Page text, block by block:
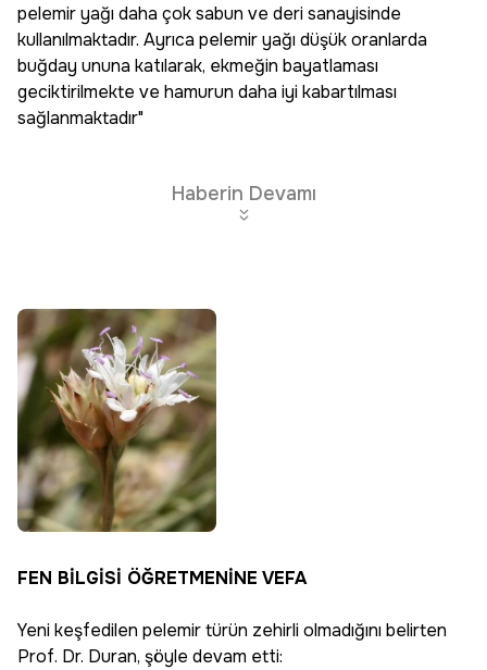
pelemir yağı daha çok sabun ve deri sanayisinde
kullanılmaktadır. Ayrıca pelemir yağı düşük oranlarda
buğday ununa katılarak, ekmeğin bayatlaması
geciktirilmekte ve hamurun daha iyi kabartılması
sağlanmaktadır"
Haberin Devamı
FEN BİLGİSİ ÖĞRETMENİNE VEFA
Yeni keşfedilen pelemir türün zehirli olmadığını belirten
Prof. Dr. Duran, şöyle devam etti: